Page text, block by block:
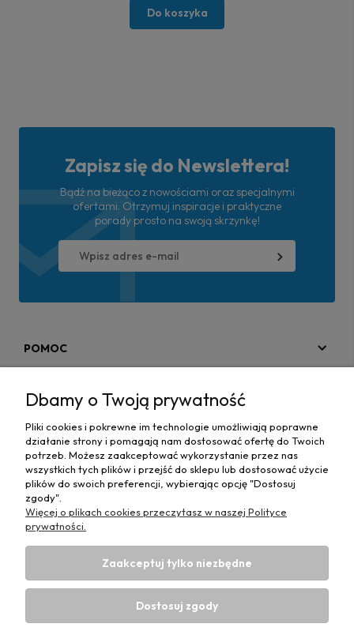
Do koszyka
Zapisz się do Newslettera!
Bądź na bieżąco z nowościami oraz specjalnymi
ofertami. Otrzymuj inspiracje i praktyczne
porady prosto na swoją skrzynkę!
POMOC
MAPA STRONY
INFORMACJE
Hurtownia materiałów tapicerskich Adrian| ul. Chorzowska
50e, 44-100 Gliwice, woj. śląskie | E-mail:
Dbamy o Twoją prywatność
Pliki cookies i pokrewne im technologie umożliwiają poprawne
działanie strony i pomagają nam dostosować ofertę do Twoich
potrzeb. Możesz zaakceptować wykorzystanie przez nas
wszystkich tych plików i przejść do sklepu lub dostosować użycie
plików do swoich preferencji, wybierając opcję "Dostosuj
zgody".
Więcej o plikach cookies przeczytasz w naszej Polityce
prywatności.
Zaakceptuj tylko niezbędne
Dostosuj zgody